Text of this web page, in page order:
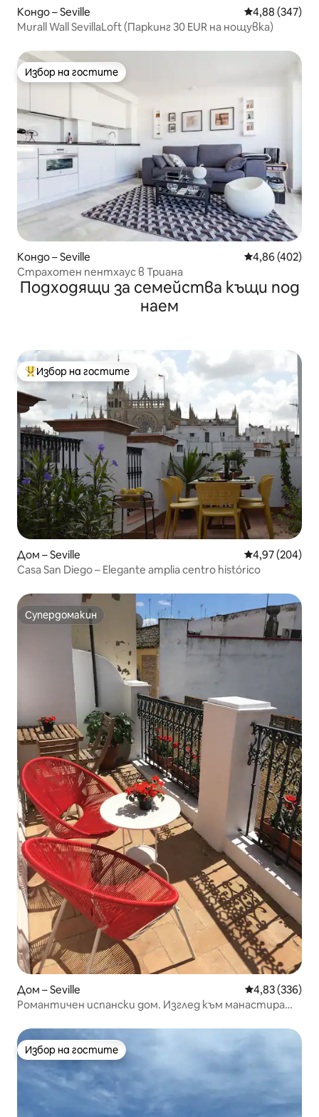
Кондо – Seville Средна
4,88 (347)
Murall Wall SevillaLoft (Паркинг 30 EUR на нощувка)
Избор на гостите
Избор на гостите
Кондо – Seville Средна
4,86 (402)
Страхотен пентхаус в Триана
Подходящи за семейства къщи под
наем
Най-популярен избор на гостите
Избор на гостите
Дом – Seville Средна
4,97 (204)
Casa San Diego – Elegante amplia centro histórico
Супердомакин
Супердомакин
Дом – Seville Средна
4,83 (336)
Романтичен испански дом. Изглед към манастира
Избор на гостите
Избор на гостите